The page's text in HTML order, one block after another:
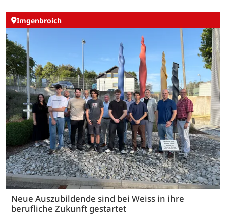
Imgenbroich
Neue Auszubildende sind bei Weiss in ihre
berufliche Zukunft gestartet